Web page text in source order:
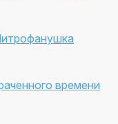
времени